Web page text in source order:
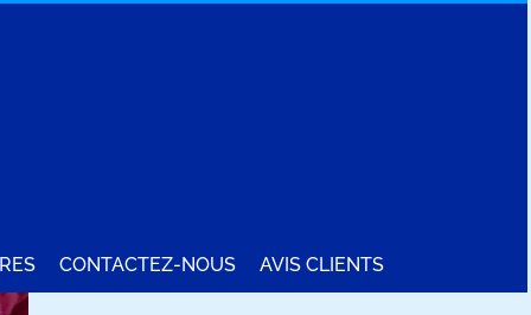
CONTACTEZ-NOUS AVIS CLIENTS